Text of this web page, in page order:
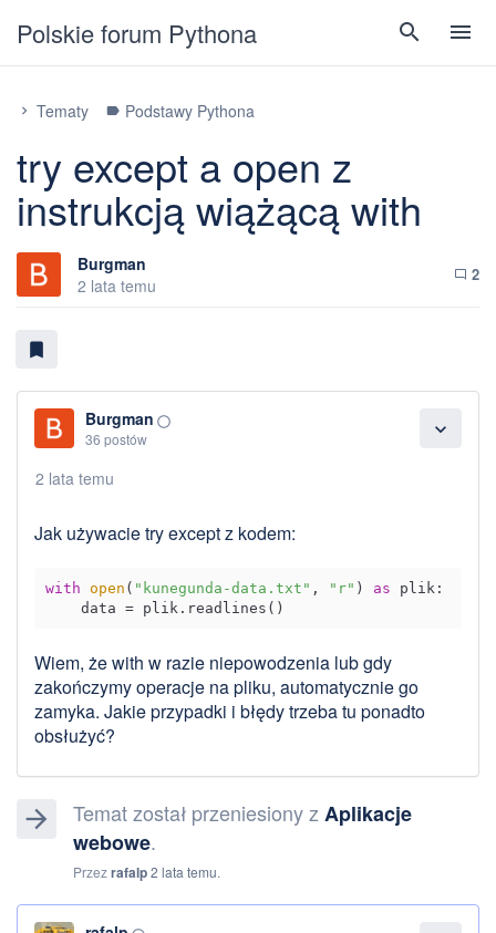
Polskie forum Pythona search menu
chevron_right Tematy label Podstawy Pythona
try except a open z
instrukcją wiążącą with
Burgman
2 lata temu
chat_bubble_outline 2
bookmark
expand_more
Burgman panorama_fish_eye
36 postów
2 lata temu
Jak używacie try except z kodem:
with open ( "kunegunda-data.txt" , "r" ) as plik:
Wiem, że with w razie niepowodzenia lub gdy
zakończymy operacje na pliku, automatycznie go
zamyka. Jakie przypadki i błędy trzeba tu ponadto
obsłużyć?
arrow_forward Temat został przeniesiony zAplikacje
webowe.
Przezrafalp2 lata temu.